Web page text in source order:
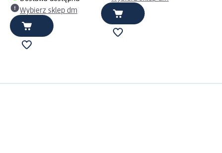
Wybierz sklep dm